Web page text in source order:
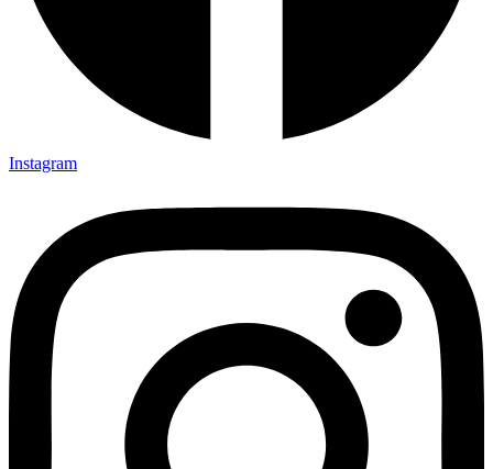
Instagram